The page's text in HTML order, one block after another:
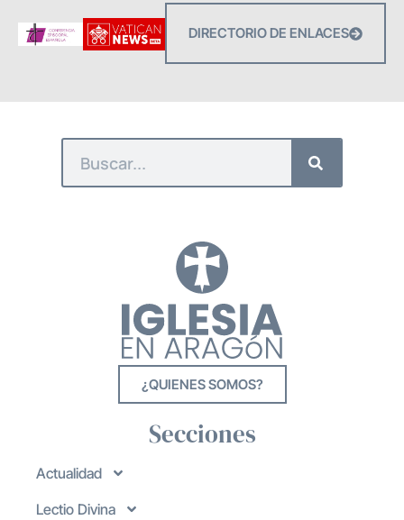
DIRECTORIO DE ENLACES
¿QUIENES SOMOS?
Secciones
Actualidad
Lectio Divina